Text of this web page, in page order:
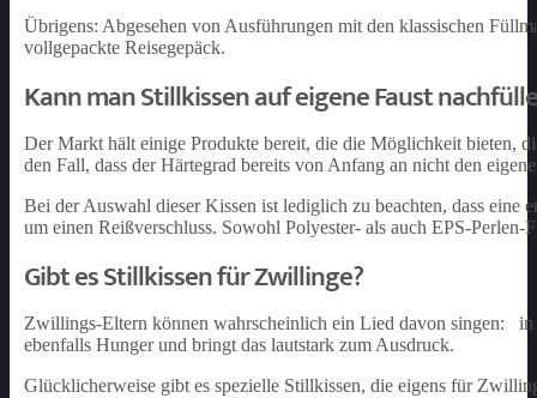
Übrigens: Abgesehen von Ausführungen mit den klassischen
vollgepackte Reisegepäck.
Kann man Stillkissen auf eigene Faust
Der Markt hält einige Produkte bereit, die die Möglichkeit bieten,
den Fall, dass der Härtegrad bereits von Anfang an nicht den
Bei der Auswahl dieser Kissen ist lediglich zu beachten, dass eine
um einen Reißverschluss. Sowohl Polyester- als auch EPS-
Gibt es Stillkissen für Zwillinge?
Zwillings-Eltern können wahrscheinlich ein Lied davon singen:
ebenfalls Hunger und bringt das lautstark zum Ausdruck.
Glücklicherweise gibt es spezielle Stillkissen, die eigens für